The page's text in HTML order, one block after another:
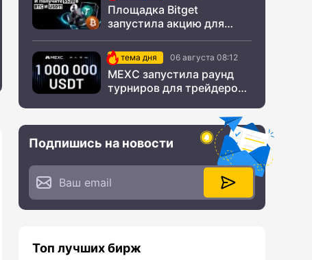
Площадка Bitget
запустила акцию для
СНГтема дня 06 августа 08:12
MEXC запустила раунд
турниров для трейдеров
Подпишись на новости
Топ лучших бирж